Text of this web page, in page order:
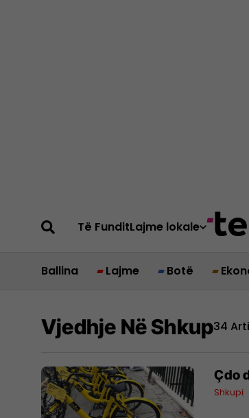
Të FunditLajme lokale
Ballina Lajme Botë
Vjedhje Në Shkup34
Çdo
Shkupi